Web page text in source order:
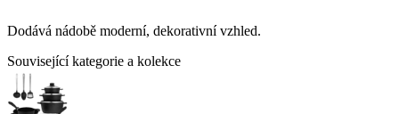
Dodává nádobě moderní, dekorativní vzhled.
Související kategorie a kolekce